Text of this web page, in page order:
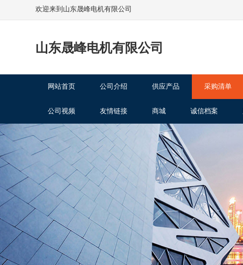
欢迎来到山东晟峰电机有限公司
山东晟峰电机有限公司
网站首页 公司介绍 供应产品 采购清单
公司视频 友情链接 商城 诚信档案